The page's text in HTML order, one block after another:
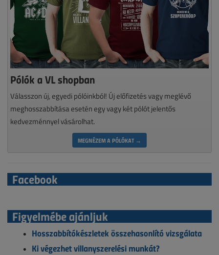
Pólók a VL shopban
Válasszon új, egyedi pólóinkból! Új előfizetés vagy meglévő
meghosszabbítása esetén egy vagy két pólót jelentős
kedvezménnyel vásárolhat.
MEGNÉZEM A PÓLÓKAT →
Facebook
Figyelmébe ajánljuk
Hosszabbítókészletek összehasonlító vizsgálata
Ki végezhet villanyszerelési munkát?